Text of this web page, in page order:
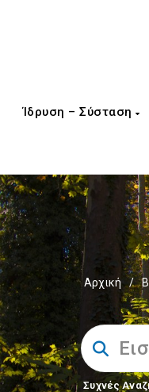
Ίδρυση – Σύσταση
Αρχική /
Συχνές